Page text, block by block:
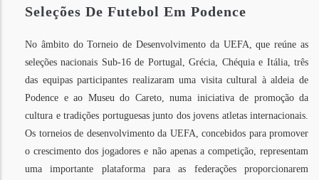
Seleções De Futebol Em Podence
No âmbito do Torneio de Desenvolvimento da UEFA, que reúne as
seleções nacionais Sub-16 de Portugal, Grécia, Chéquia e Itália, três
das equipas participantes realizaram uma visita cultural à aldeia de
Podence e ao Museu do Careto, numa iniciativa de promoção da
cultura e tradições portuguesas junto dos jovens atletas internacionais.
Os torneios de desenvolvimento da UEFA, concebidos para promover
o crescimento dos jogadores e não apenas a competição, representam
uma importante plataforma para as federações proporcionarem